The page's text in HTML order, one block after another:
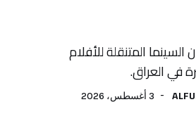
للأفلام